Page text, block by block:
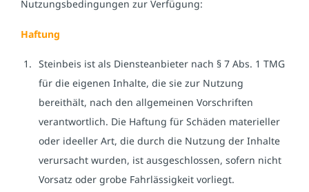
Nutzungsbedingungen zur Verfügung:
Haftung
Steinbeis ist als Diensteanbieter nach § 7 Abs. 1 TMG
für die eigenen Inhalte, die sie zur Nutzung
bereithält, nach den allgemeinen Vorschriften
verantwortlich. Die Haftung für Schäden materieller
oder ideeller Art, die durch die Nutzung der Inhalte
verursacht wurden, ist ausgeschlossen, sofern nicht
Vorsatz oder grobe Fahrlässigkeit vorliegt.